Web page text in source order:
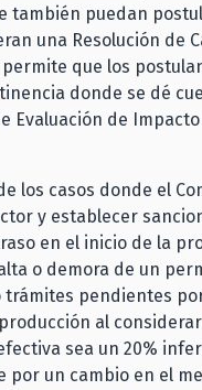
también puedan
una Resolución de
que los
donde se dé
Evaluación de
los casos donde el
y establecer
en el inicio de la
o demora de un
trámites pendientes
al
sea un 20%
por un cambio en el